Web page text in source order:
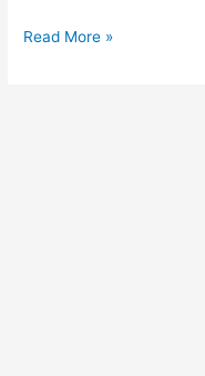
Read More »